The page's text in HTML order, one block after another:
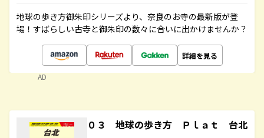
地球の歩き方御朱印シリーズより、奈良のお寺の最新版が登
場！すばらしい古寺と御朱印の数々に合いに出かけませんか？
詳細を見る
AD
０３ 地球の歩き方 Ｐｌａｔ 台北